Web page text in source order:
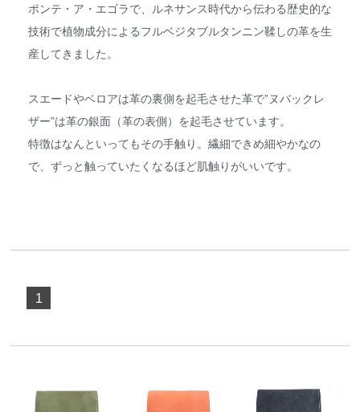
ポンテ・ア・エゴラで、ルネサンス時代から伝わる歴史的な
技術で植物成分によるフルベジタブルタンニン鞣しの革を生
産してきました。
スエードやベロアは革の裏側を起毛させた革で”ヌバックレ
ザー”は革の銀面（革の表側）を起毛させています。
特徴はなんといってもその手触り。繊細できめ細やかなの
で、ずっと触っていたくなるほど肌触りがいいです。
1